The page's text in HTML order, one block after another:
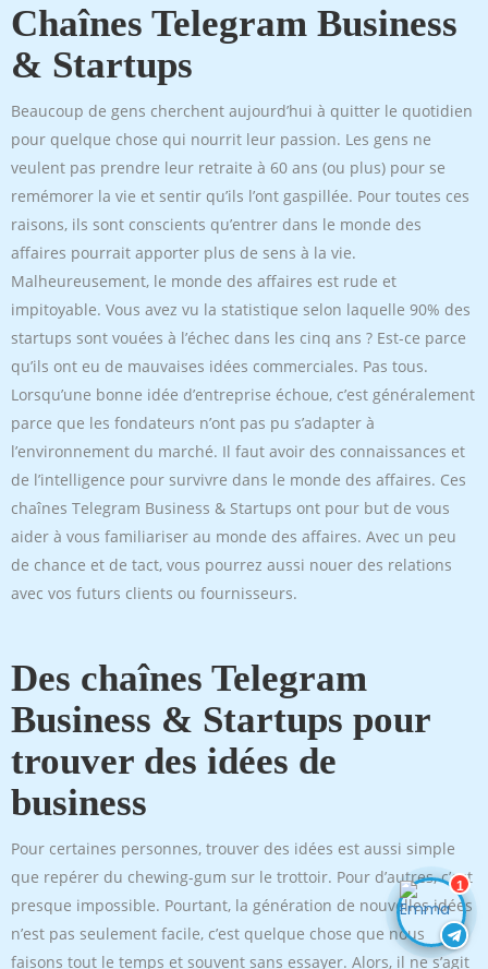
1
Chaînes Telegram Business
& Startups
Beaucoup de gens cherchent aujourd’hui à quitter le quotidien
pour quelque chose qui nourrit leur passion. Les gens ne
veulent pas prendre leur retraite à 60 ans (ou plus) pour se
remémorer la vie et sentir qu’ils l’ont gaspillée. Pour toutes ces
raisons, ils sont conscients qu’entrer dans le monde des
affaires pourrait apporter plus de sens à la vie.
Malheureusement, le monde des affaires est rude et
impitoyable. Vous avez vu la statistique selon laquelle 90% des
startups sont vouées à l’échec dans les cinq ans ? Est-ce parce
qu’ils ont eu de mauvaises idées commerciales. Pas tous.
Lorsqu’une bonne idée d’entreprise échoue, c’est généralement
parce que les fondateurs n’ont pas pu s’adapter à
l’environnement du marché. Il faut avoir des connaissances et
de l’intelligence pour survivre dans le monde des affaires. Ces
chaînes Telegram Business & Startups ont pour but de vous
aider à vous familiariser au monde des affaires. Avec un peu
de chance et de tact, vous pourrez aussi nouer des relations
avec vos futurs clients ou fournisseurs.
Des chaînes Telegram
Business & Startups pour
trouver des idées de
business
Pour certaines personnes, trouver des idées est aussi simple
que repérer du chewing-gum sur le trottoir. Pour d’autres, c’est
presque impossible. Pourtant, la génération de nouvelles idées
n’est pas seulement facile, c’est quelque chose que nous
faisons tout le temps et souvent sans essayer. Alors, il ne s’agit